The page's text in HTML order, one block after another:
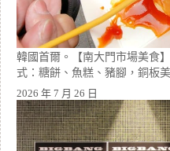
韓國首爾。【南大門市場美食
式：糖餅、魚糕、豬腳，銅板
2026 年 7 月 26 日